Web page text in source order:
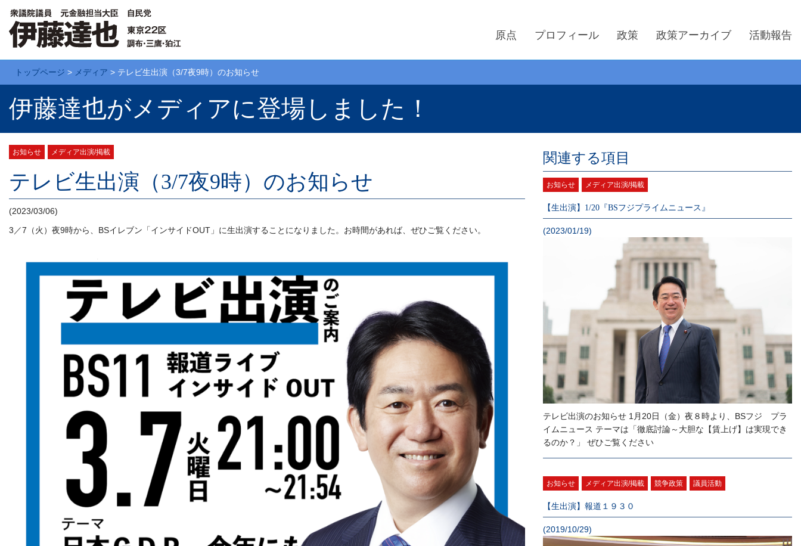
原点 プロフィール 政策 政策アーカイブ 活動報告
トップページ > メディア > テレビ生出演（3/7夜9時）のお知らせ
伊藤達也がメディアに登場しました！
お知らせ メディア出演/掲載
テレビ生出演（3/7夜9時）のお知らせ
(2023/03/06)
3／7（火）夜9時から、BSイレブン「インサイドOUT」に生出演することになりました。お時間があれば、ぜひご覧ください。
関連する項目
お知らせ メディア出演/掲載
【生出演】1/20『BSフジプライムニュース』
(2023/01/19)
テレビ出演のお知らせ 1月20日（金）夜８時より、BSフジ プラ
イムニュース テーマは「徹底討論～大胆な【賃上げ】は実現でき
るのか？」 ぜひご覧ください
お知らせ メディア出演/掲載 競争政策 議員活動
【生出演】報道１９３０
(2019/10/29)